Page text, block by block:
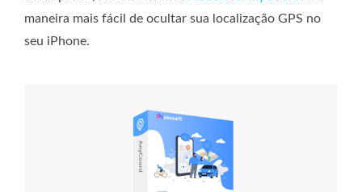
maneira mais fácil de ocultar sua localização GPS no
seu iPhone.